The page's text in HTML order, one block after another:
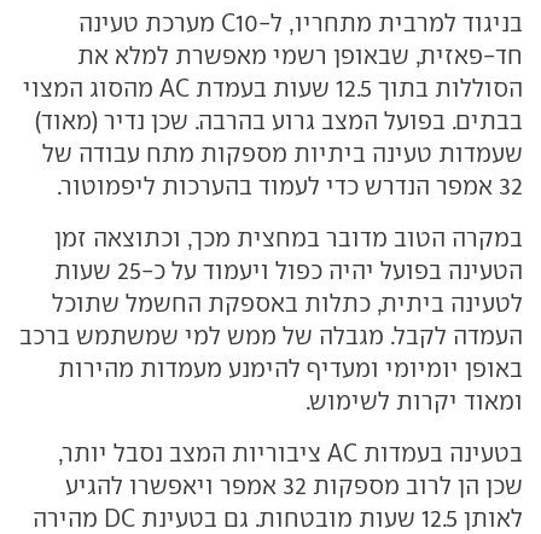
בניגוד למרבית מתחריו, ל-C10 מערכת טעינה
חד-פאזית, שבאופן רשמי מאפשרת למלא את
הסוללות בתוך 12.5 שעות בעמדת AC מהסוג המצוי
בבתים. בפועל המצב גרוע בהרבה. שכן נדיר (מאוד)
שעמדות טעינה ביתיות מספקות מתח עבודה של
32 אמפר הנדרש כדי לעמוד בהערכות ליפמוטור.
במקרה הטוב מדובר במחצית מכך, וכתוצאה זמן
הטעינה בפועל יהיה כפול ויעמוד על כ-25 שעות
לטעינה ביתית, כתלות באספקת החשמל שתוכל
העמדה לקבל. מגבלה של ממש למי שמשתמש ברכב
באופן יומיומי ומעדיף להימנע מעמדות מהירות
ומאוד יקרות לשימוש.
בטעינה בעמדות AC ציבוריות המצב נסבל יותר,
שכן הן לרוב מספקות 32 אמפר ויאפשרו להגיע
לאותן 12.5 שעות מובטחות. גם בטעינת DC מהירה